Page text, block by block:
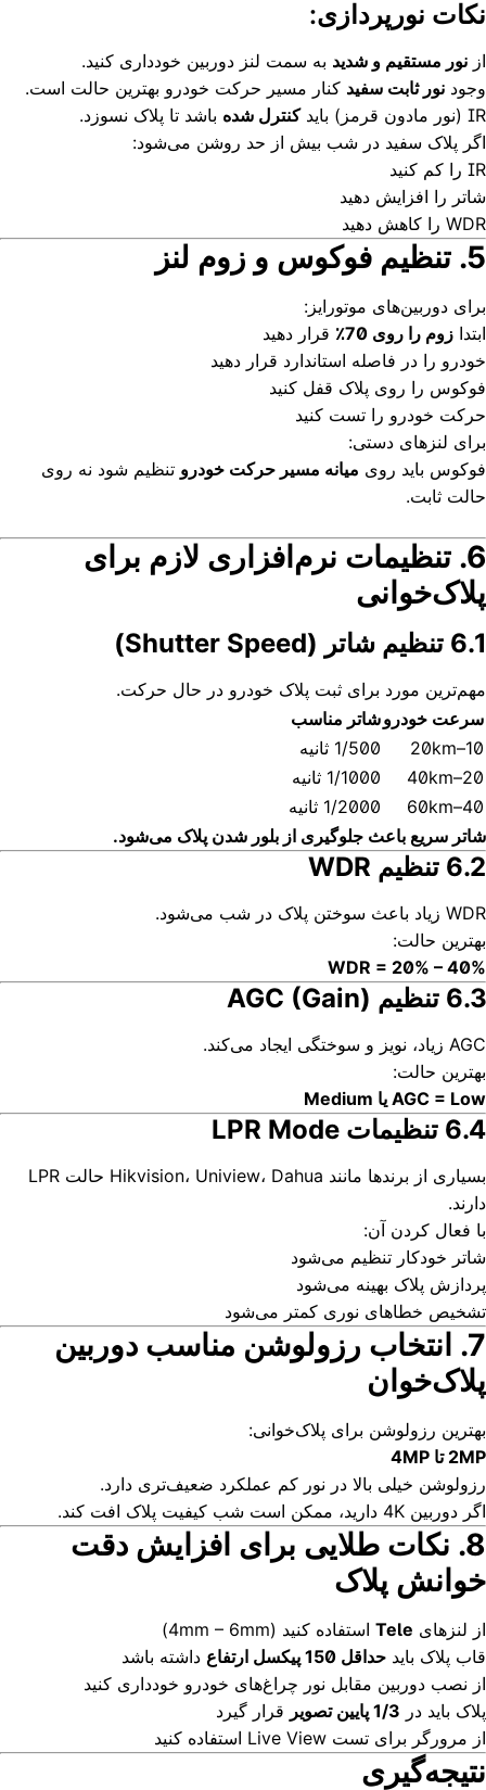
نکات نورپردازی:
از نور مستقیم و شدید به سمت لنز دوربین خودداری کنید.
وجود نور ثابت سفید کنار مسیر حرکت خودرو بهترین حالت است.
IR (نور مادون قرمز) باید
کنترل شده باشد تا پلاک نسوزد.
اگر پلاک سفید در شب بیش از حد روشن می‌شود:
IR را کم کنید
شاتر را افزایش دهید
WDR را کاهش دهید
5. تنظیم فوکوس و زوم لنز
برای دوربین‌های موتورایز:
ابتدا زوم را روی 70٪
قرار دهید
خودرو را در فاصله استاندارد قرار دهید
فوکوس را روی پلاک قفل کنید
حرکت خودرو را تست کنید
برای لنزهای دستی:
فوکوس باید روی میانه مسیر حرکت خودرو تنظیم شود نه روی
حالت ثابت.
6. تنظیمات نرم‌افزاری لازم برای
پلاک‌خوانی
6.1 تنظیم شاتر (Shutter Speed)
مهم‌ترین مورد برای ثبت پلاک خودرو در حال حرکت.
سرعت خودروشاتر مناسب
10–20km
1/500 ثانیه
20–40km
1/1000 ثانیه
40–60km
1/2000 ثانیه
شاتر سریع باعث جلوگیری از بلور شدن پلاک می‌شود.
6.2 تنظیم WDR
WDR زیاد باعث سوختن پلاک در شب می‌شود.
بهترین حالت:
WDR = 20% – 40%
6.3 تنظیم AGC (Gain)
AGC زیاد، نویز و سوختگی ایجاد می‌کند.
بهترین حالت:
AGC = Low یا Medium
6.4 تنظیمات LPR Mode
بسیاری از برندها مانند Hikvision، Uniview، Dahua حالت LPR
دارند.
با فعال کردن آن:
شاتر خودکار تنظیم می‌شود
پردازش پلاک بهینه می‌شود
تشخیص خطاهای نوری کمتر می‌شود
7. انتخاب رزولوشن مناسب دوربین
پلاک‌خوان
بهترین رزولوشن برای پلاک‌خوانی:
2MP تا 4MP
رزولوشن خیلی بالا در نور کم عملکرد ضعیف‌تری دارد.
اگر دوربین 4K دارید، ممکن است شب کیفیت پلاک افت کند.
8. نکات طلایی برای افزایش دقت
خوانش پلاک
از لنزهای Tele استفاده کنید (4mm – 6mm)
قاب پلاک باید حداقل 150 پیکسل ارتفاع
داشته باشد
از نصب دوربین مقابل نور چراغ‌های خودرو خودداری کنید
پلاک باید در 1/3 پایین تصویر
قرار گیرد
از مرورگر برای تست Live View استفاده کنید
نتیجه‌گیری